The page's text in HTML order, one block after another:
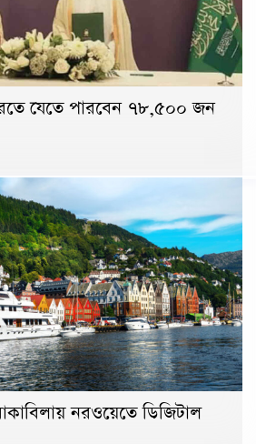
যেতে পারবেন ৭৮,৫০০ জন
নরওয়েতে ডিজিটাল